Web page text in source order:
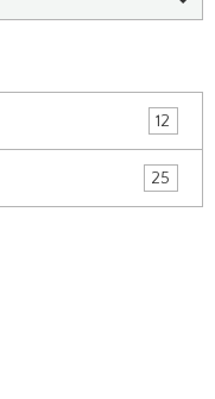
12
25